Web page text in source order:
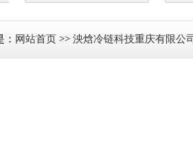
网站首页 >> 泱焓冷链科技重庆有限公